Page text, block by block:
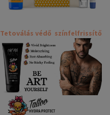
Tetoválás védő színfelfrissítő